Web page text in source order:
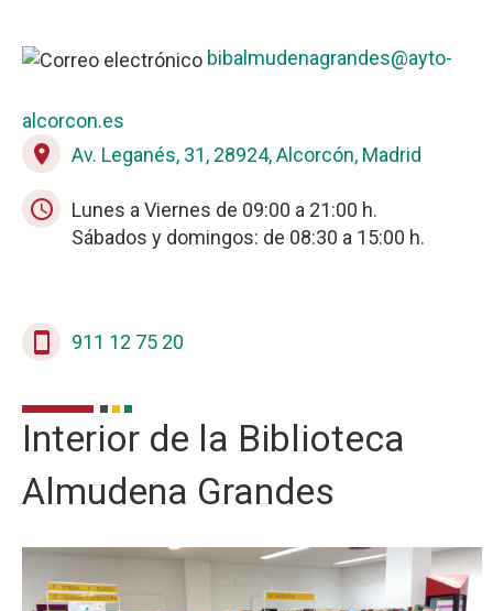
bibalmudenagrandes@ayto-
alcorcon.es
place Av. Leganés, 31, 28924, Alcorcón, Madrid
schedule
Lunes a Viernes de 09:00 a 21:00 h.
Sábados y domingos: de 08:30 a 15:00 h.
stay_current_portrait 911 12 75 20
Instalaciones
Interior de la Biblioteca
Almudena Grandes